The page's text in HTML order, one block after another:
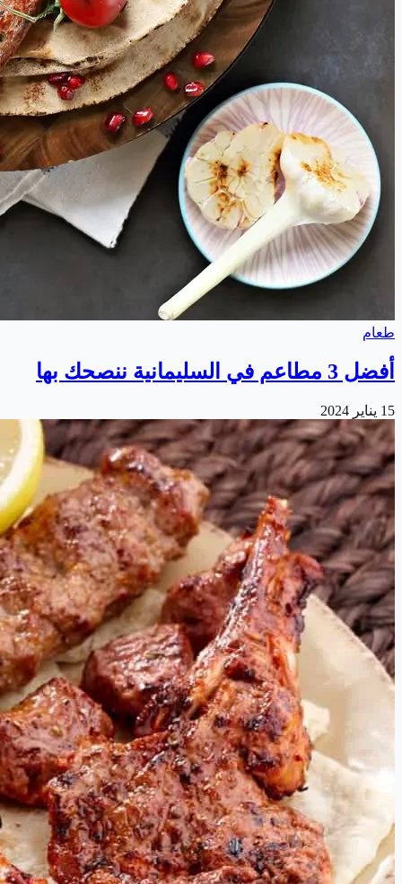
طعام
أفضل 3 مطاعم في السليمانية ننصحك بها
15 يناير 2024